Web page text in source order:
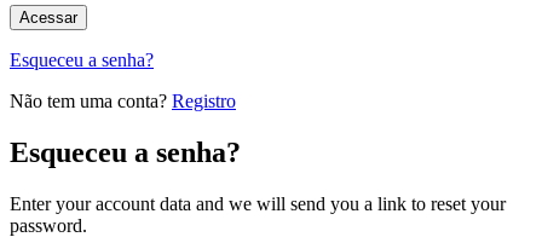
Esqueceu a senha?
Não tem uma conta? Registro
Esqueceu a senha?
Enter your account data and we will send you a link to reset your
password.